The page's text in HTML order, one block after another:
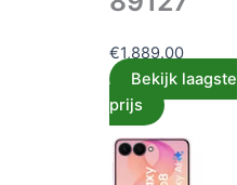
€1,889.00
Bekijk laagste
prijs